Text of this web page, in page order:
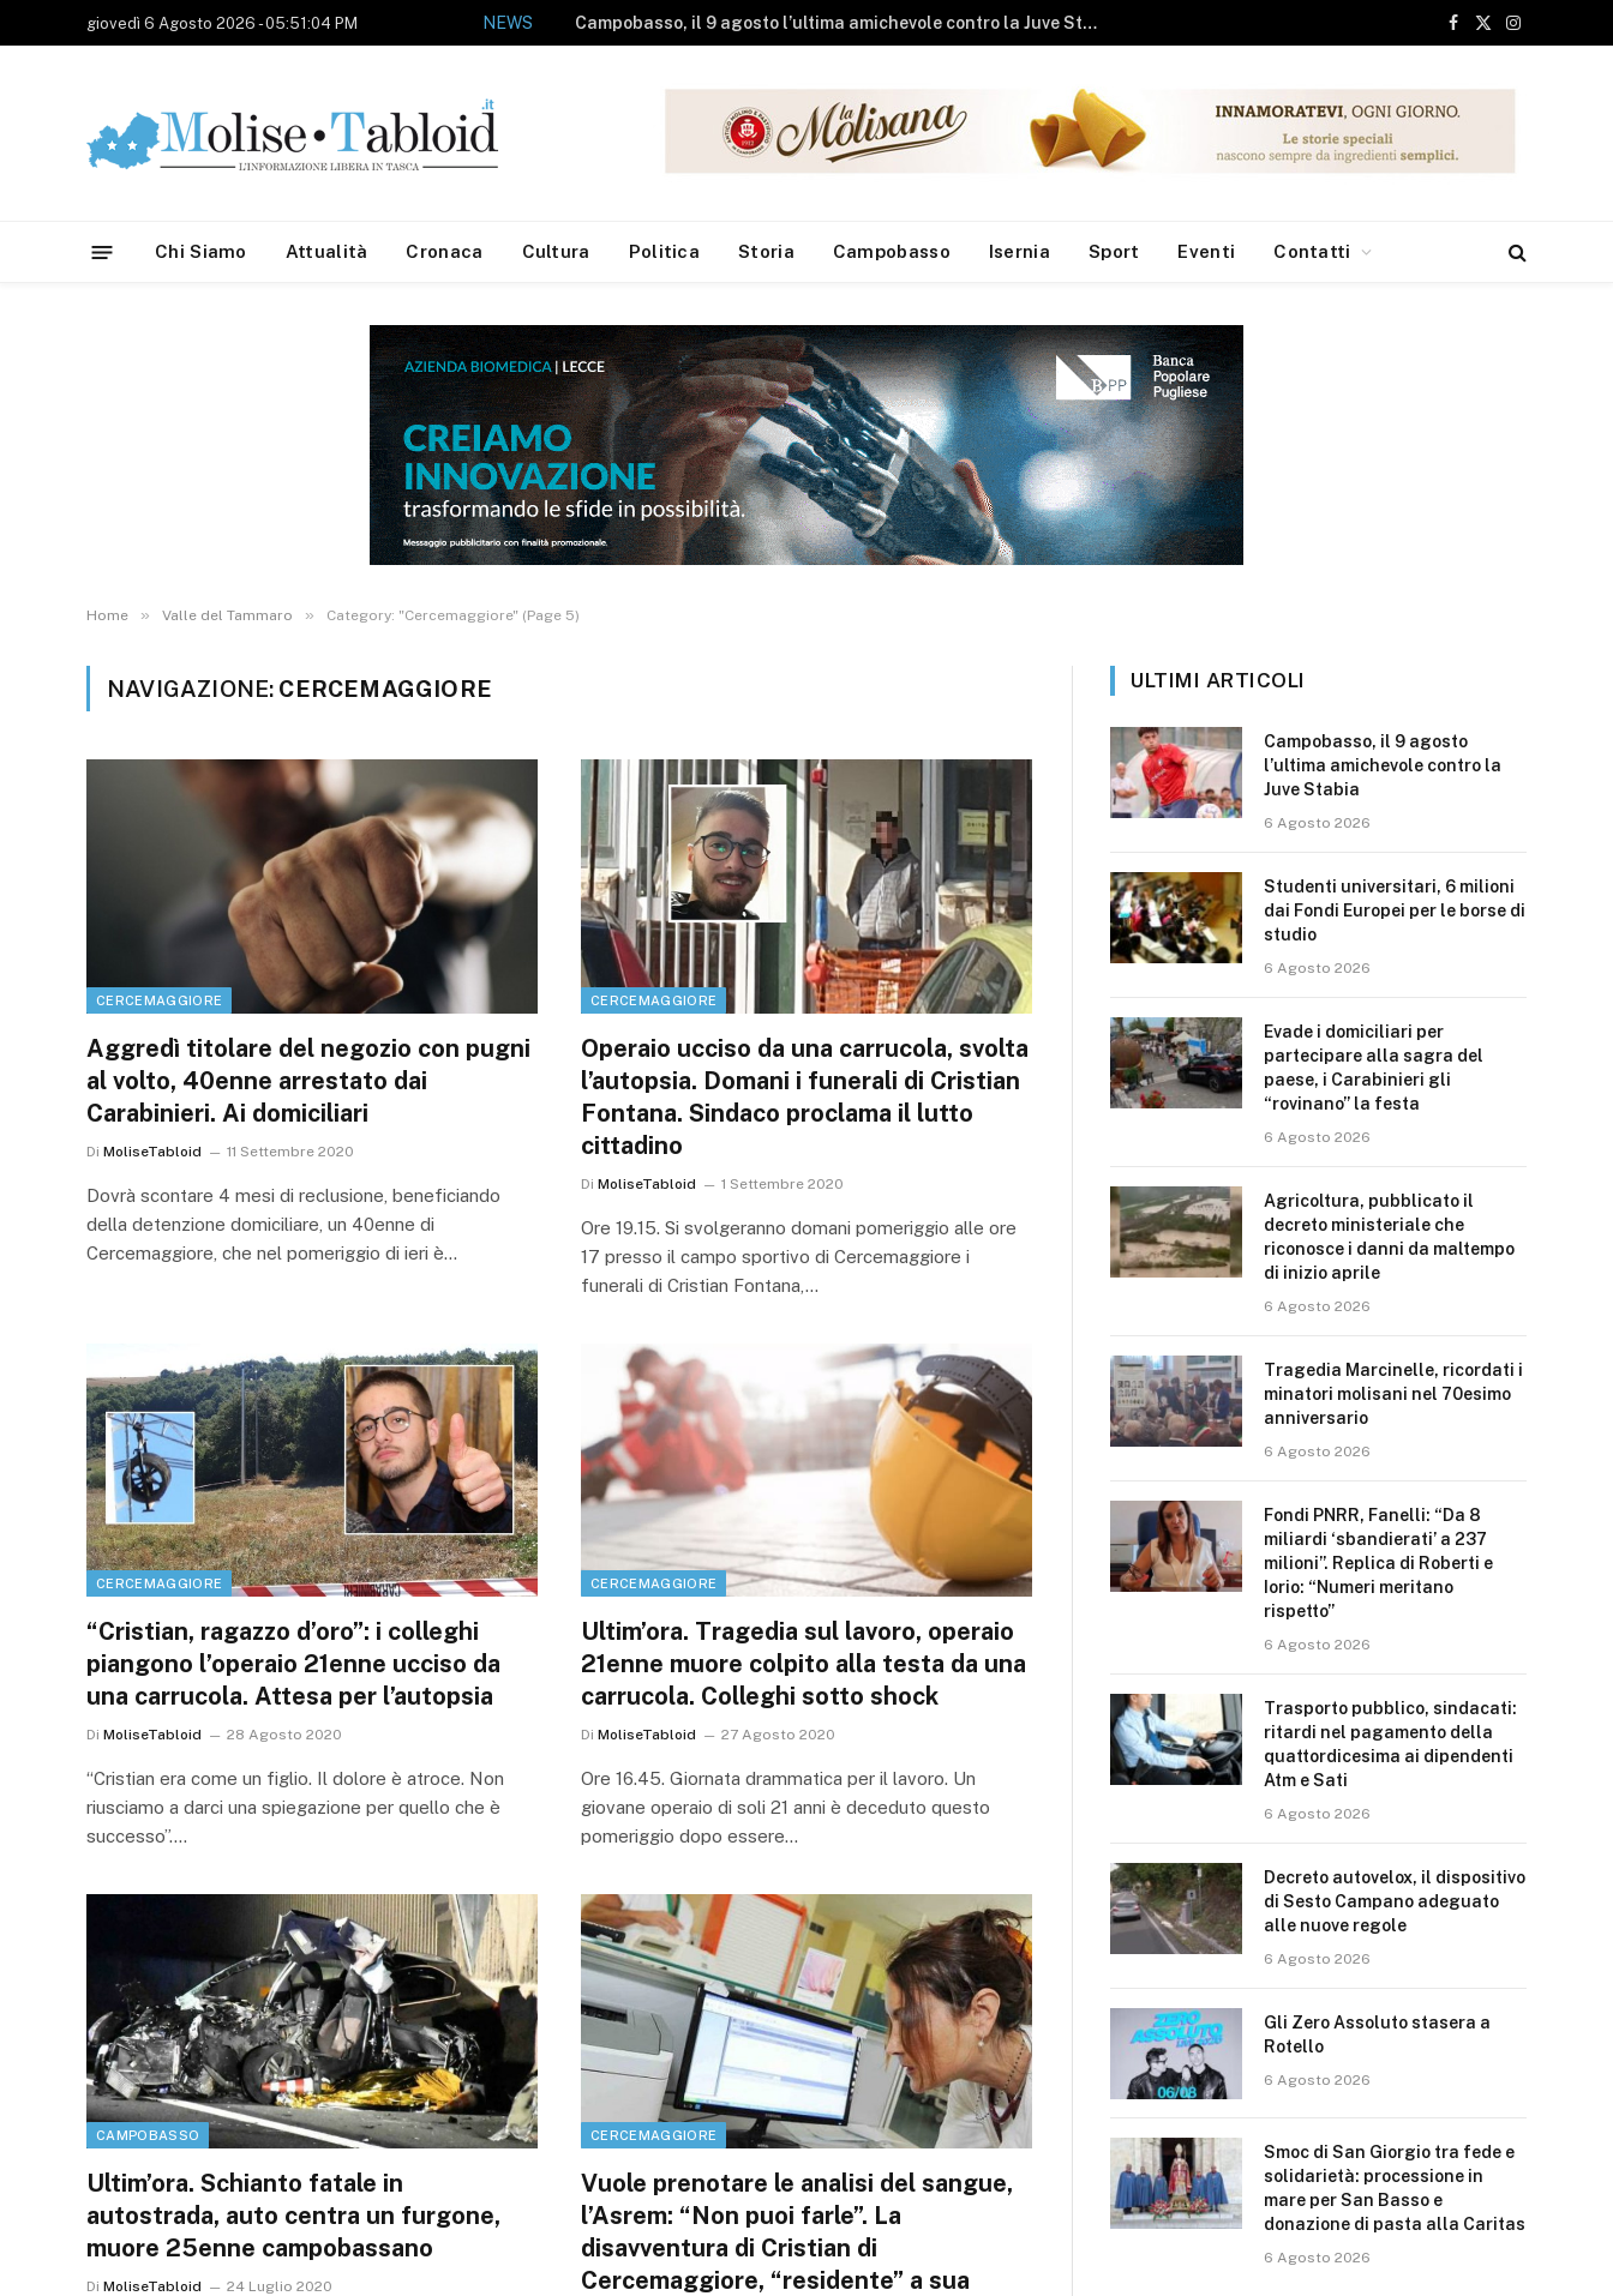
giovedì 6 Agosto 2026 - 05:51:04 PM NEWS Studenti universitari, 6 milioni dai Fondi Europei per le borse di studio
Facebook
X
Instagram
Chi Siamo Attualità Cronaca Cultura Politica Storia Campobasso Isernia Sport Eventi Contatti
Home » Valle del Tammaro » Category: "Cercemaggiore" (Page 5)
NAVIGAZIONE: CERCEMAGGIORE
CERCEMAGGIORE
Aggredì titolare del negozio con pugni
al volto, 40enne arrestato dai
Carabinieri. Ai domiciliari
Di MoliseTabloid 11 Settembre 2020
Dovrà scontare 4 mesi di reclusione, beneficiando
della detenzione domiciliare, un 40enne di
Cercemaggiore, che nel pomeriggio di ieri è…
CERCEMAGGIORE
Operaio ucciso da una carrucola, svolta
l’autopsia. Domani i funerali di Cristian
Fontana. Sindaco proclama il lutto
cittadino
Di MoliseTabloid 1 Settembre 2020
Ore 19.15. Si svolgeranno domani pomeriggio alle ore
17 presso il campo sportivo di Cercemaggiore i
funerali di Cristian Fontana,…
CERCEMAGGIORE
“Cristian, ragazzo d’oro”: i colleghi
piangono l’operaio 21enne ucciso da
una carrucola. Attesa per l’autopsia
Di MoliseTabloid 28 Agosto 2020
“Cristian era come un figlio. Il dolore è atroce. Non
riusciamo a darci una spiegazione per quello che è
successo”.…
CERCEMAGGIORE
Ultim’ora. Tragedia sul lavoro, operaio
21enne muore colpito alla testa da una
carrucola. Colleghi sotto shock
Di MoliseTabloid 27 Agosto 2020
Ore 16.45. Giornata drammatica per il lavoro. Un
giovane operaio di soli 21 anni è deceduto questo
pomeriggio dopo essere…
CAMPOBASSO
Ultim’ora. Schianto fatale in
autostrada, auto centra un furgone,
muore 25enne campobassano
Di MoliseTabloid 24 Luglio 2020
CERCEMAGGIORE
Vuole prenotare le analisi del sangue,
l’Asrem: “Non puoi farle”. La
disavventura di Cristian di
Cercemaggiore, “residente” a sua
ULTIMI ARTICOLI
Campobasso, il 9 agosto
l’ultima amichevole contro la
Juve Stabia
6 Agosto 2026
Studenti universitari, 6 milioni
dai Fondi Europei per le borse di
studio
6 Agosto 2026
Evade i domiciliari per
partecipare alla sagra del
paese, i Carabinieri gli
“rovinano” la festa
6 Agosto 2026
Agricoltura, pubblicato il
decreto ministeriale che
riconosce i danni da maltempo
di inizio aprile
6 Agosto 2026
Tragedia Marcinelle, ricordati i
minatori molisani nel 70esimo
anniversario
6 Agosto 2026
Fondi PNRR, Fanelli: “Da 8
miliardi ‘sbandierati’ a 237
milioni”. Replica di Roberti e
Iorio: “Numeri meritano
rispetto”
6 Agosto 2026
Trasporto pubblico, sindacati:
ritardi nel pagamento della
quattordicesima ai dipendenti
Atm e Sati
6 Agosto 2026
Decreto autovelox, il dispositivo
di Sesto Campano adeguato
alle nuove regole
6 Agosto 2026
Gli Zero Assoluto stasera a
Rotello
6 Agosto 2026
Smoc di San Giorgio tra fede e
solidarietà: processione in
mare per San Basso e
donazione di pasta alla Caritas
6 Agosto 2026